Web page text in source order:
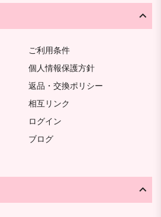
ご利用条件
個人情報保護方針
返品・交換ポリシー
相互リンク
ログイン
ブログ